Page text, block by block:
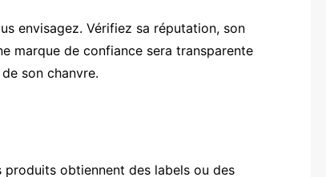
envisagez. Vérifiez sa réputation, son
marque de confiance sera transparente
son chanvre.
produits obtiennent des labels ou des